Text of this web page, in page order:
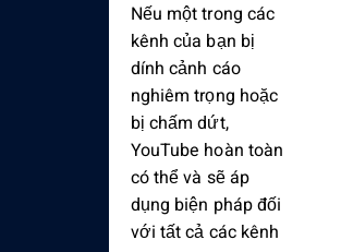
Nếu một trong các
kênh của bạn bị
dính cảnh cáo
nghiêm trọng hoặc
bị chấm dứt,
YouTube hoàn toàn
có thể và sẽ áp
dụng biện pháp đối
với tất cả các kênh